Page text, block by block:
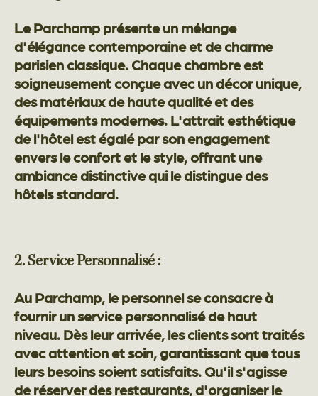
Le Parchamp présente un mélange
d'élégance contemporaine et de charme
parisien classique. Chaque chambre est
soigneusement conçue avec un décor unique,
des matériaux de haute qualité et des
équipements modernes. L'attrait esthétique
de l'hôtel est égalé par son engagement
envers le confort et le style, offrant une
ambiance distinctive qui le distingue des
hôtels standard.
2. Service Personnalisé :
Au Parchamp, le personnel se consacre à
fournir un service personnalisé de haut
niveau. Dès leur arrivée, les clients sont traités
avec attention et soin, garantissant que tous
leurs besoins soient satisfaits. Qu'il s'agisse
de réserver des restaurants, d'organiser le